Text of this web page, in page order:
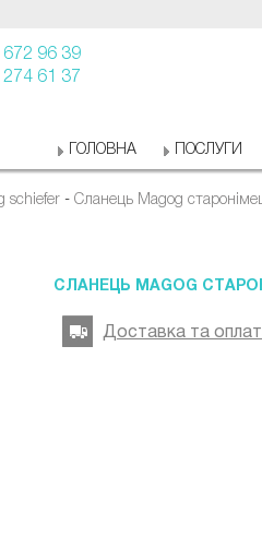
672 96 39
274 61 37
ГОЛОВНА ПОСЛУГИ
schiefer - Сланець Magog
СЛАНЕЦЬ MAGOG
Доставка та